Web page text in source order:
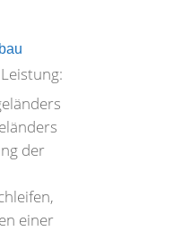
der
einer